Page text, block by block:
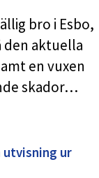
bro i Esbo,
den aktuella
en vuxen
skador…
utvisning ur